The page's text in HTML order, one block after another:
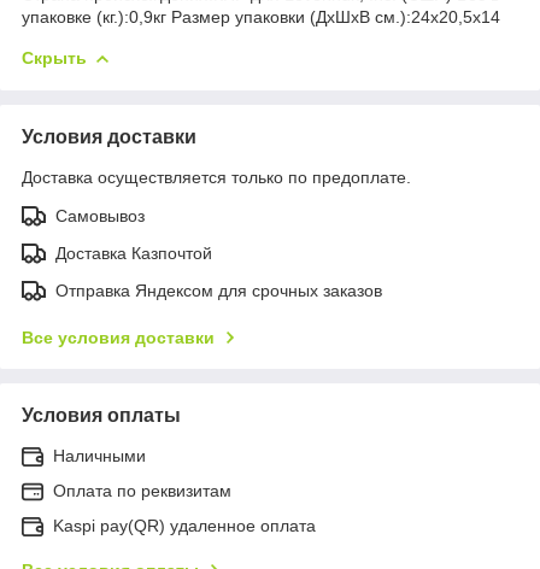
упаковке (кг.):0,9кг Размер упаковки (ДхШхВ см.):24x20,5x14
Скрыть
Условия доставки
Доставка осуществляется только по предоплате.
Самовывоз
Доставка Казпочтой
Отправка Яндексом для срочных заказов
Все условия доставки
Условия оплаты
Наличными
Оплата по реквизитам
Kaspi pay(QR) удаленное оплата